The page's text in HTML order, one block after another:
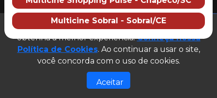
2026 Multicine cinemas
CNPJ: 07.609.246/0007-08
(abre em
Site público v1.0.0
Multicine Sobral - Sobral/CE
Este site utiliza cookies para garantir que você
obtenha a melhor experiência.Conheça nossa
Política de Cookies. Ao continuar a usar o site,
você concorda com o uso de cookies.
Aceitar